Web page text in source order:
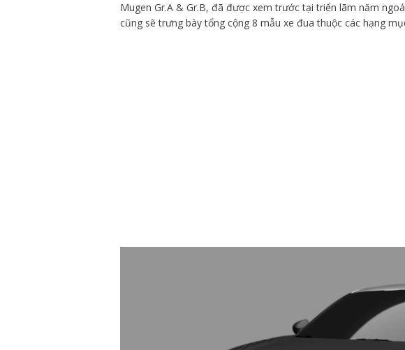
Mugen Gr.A & Gr.B, đã được xem trước tại triển lãm năm
cũng sẽ trưng bày tổng cộng 8 mẫu xe đua thuộc các hạng